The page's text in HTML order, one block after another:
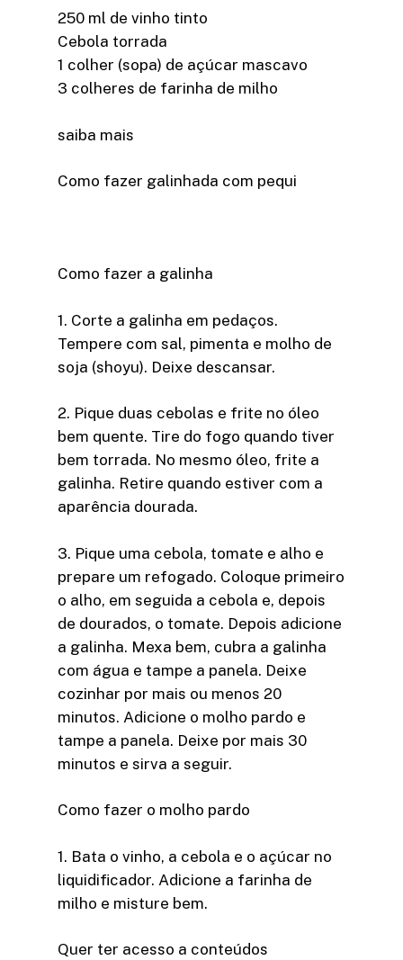
250 ml de vinho tinto
Cebola torrada
1 colher (sopa) de açúcar mascavo
3 colheres de farinha de milho
saiba mais
Como fazer galinhada com pequi
Como fazer a galinha
1. Corte a galinha em pedaços.
Tempere com sal, pimenta e molho de
soja (shoyu). Deixe descansar.
2. Pique duas cebolas e frite no óleo
bem quente. Tire do fogo quando tiver
bem torrada. No mesmo óleo, frite a
galinha. Retire quando estiver com a
aparência dourada.
3. Pique uma cebola, tomate e alho e
prepare um refogado. Coloque primeiro
o alho, em seguida a cebola e, depois
de dourados, o tomate. Depois adicione
a galinha. Mexa bem, cubra a galinha
com água e tampe a panela. Deixe
cozinhar por mais ou menos 20
minutos. Adicione o molho pardo e
tampe a panela. Deixe por mais 30
minutos e sirva a seguir.
Como fazer o molho pardo
1. Bata o vinho, a cebola e o açúcar no
liquidificador. Adicione a farinha de
milho e misture bem.
Quer ter acesso a conteúdos